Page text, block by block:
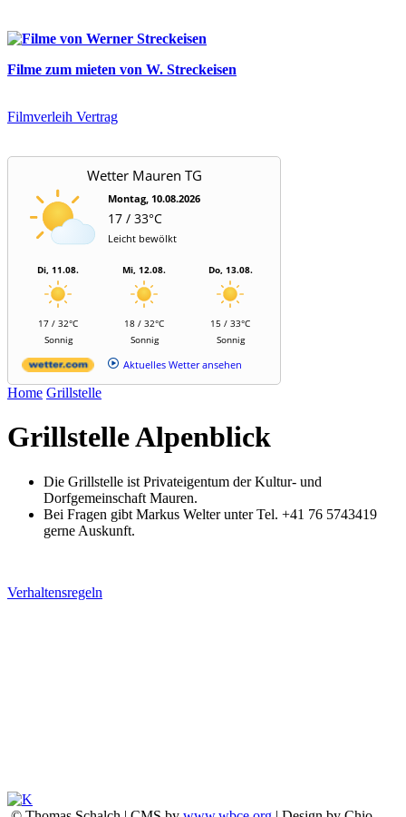
Filme zum mieten von W. Streckeisen
Filmverleih Vertrag
Wetter Mauren TG
Montag, 10.08.2026
17 / 33°C
Leicht bewölkt
Di, 11.08.
17 / 32°C
Sonnig
Mi, 12.08.
18 / 32°C
Sonnig
Do, 13.08.
15 / 33°C
Sonnig
Aktuelles Wetter ansehen
Home Grillstelle
Grillstelle Alpenblick
Die Grillstelle ist Privateigentum der Kultur- und
Dorfgemeinschaft Mauren.
Bei Fragen gibt Markus Welter unter Tel. +41 76 5743419
gerne Auskunft.
Verhaltensregeln